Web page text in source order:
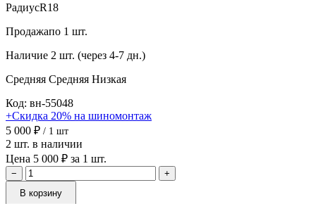
РадиусR18
Продажапо 1 шт.
Наличие 2 шт. (через 4-7 дн.)
Средняя Средняя Низкая
Код: вн-55048
+Скидка 20% на шиномонтаж
5 000 ₽ / 1 шт
2 шт. в наличии
Цена 5 000 ₽ за 1 шт.
−
+
В корзину